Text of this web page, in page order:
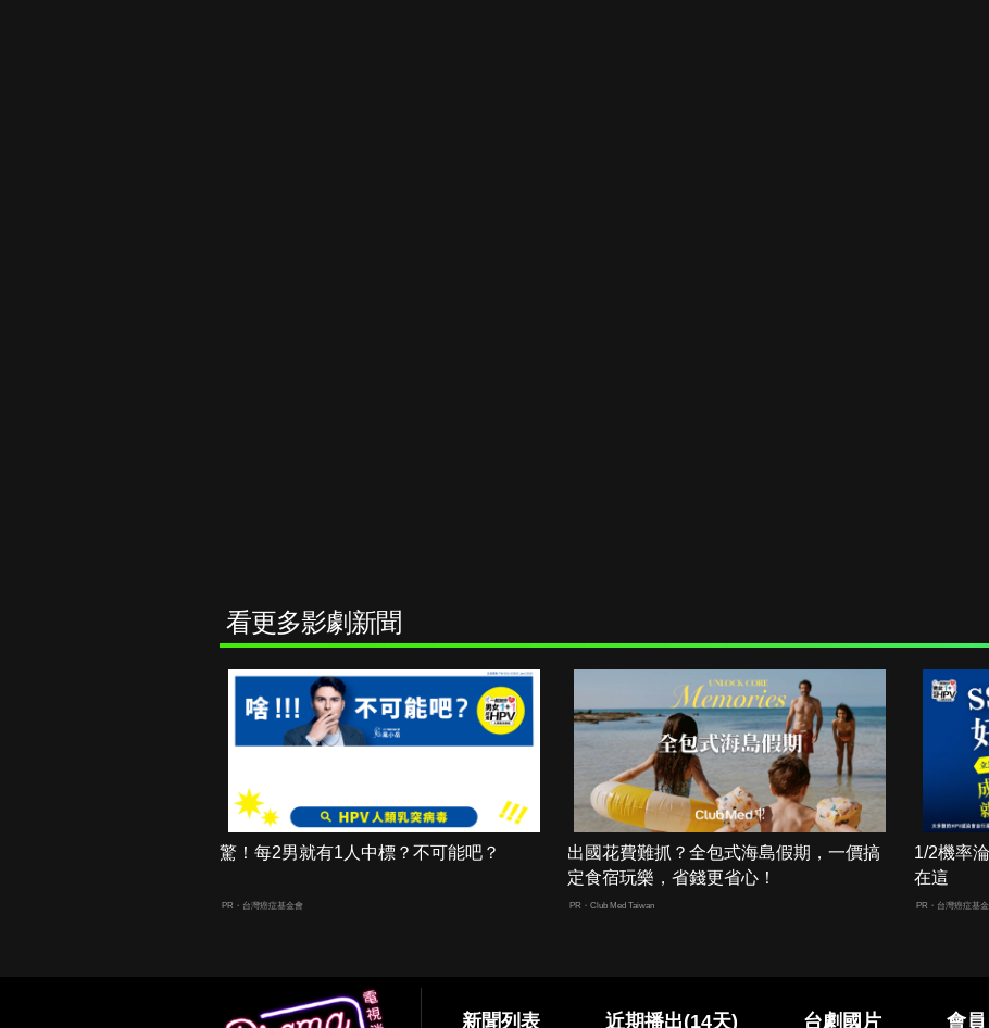
看更多影劇新聞
驚！每2男就有1人中標？不可能吧？
PR・台灣癌症基金會
出國花費難抓？全包式海島假期，一價搞
定食宿玩樂，省錢更省心！
PR・Club Med Taiwan
1/2機率
在這
PR・台灣癌症基
新聞列表 近期播出(14天) 台劇國片 會員